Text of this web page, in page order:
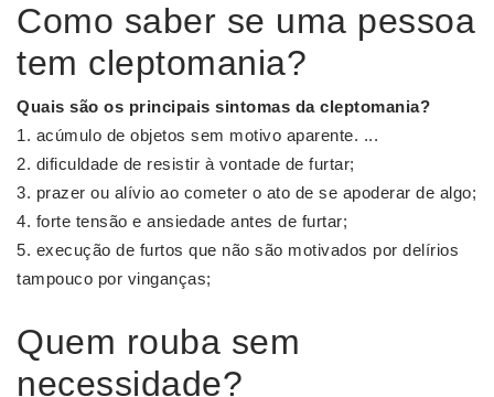
Como saber se uma pessoa
tem cleptomania?
Quais são os principais sintomas da cleptomania?
acúmulo de objetos sem motivo aparente. ...
dificuldade de resistir à vontade de furtar;
prazer ou alívio ao cometer o ato de se apoderar de algo;
forte tensão e ansiedade antes de furtar;
execução de furtos que não são motivados por delírios
tampouco por vinganças;
Quem rouba sem
necessidade?